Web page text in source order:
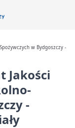
w Bydgoszczy -
Jakości
-